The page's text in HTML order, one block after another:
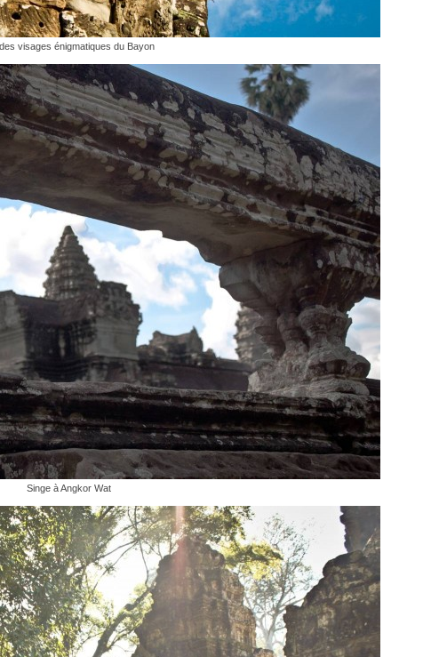
visages énigmatiques du Bayon
Singe à Angkor Wat